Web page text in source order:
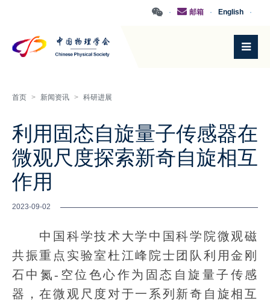
·
English
·
邮箱
·
首页 > 新闻资讯 > 科研进展
利用固态自旋量子传感器在
微观尺度探索新奇自旋相互
作用
2023-09-02
中国科学技术大学中国科学院微观磁
共振重点实验室杜江峰院士团队利用金刚
石中氮-空位色心作为固态自旋量子传感
器，在微观尺度对于一系列新奇自旋相互